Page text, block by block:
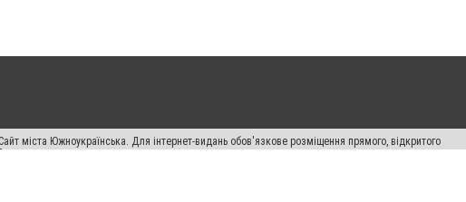
міста Южноукраїнська. Для інтернет-видань обов'язкове розміщення прямого, відкритого